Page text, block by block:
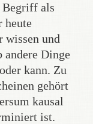
Begriff als
heute
wissen und
andere Dinge
kann. Zu
gehört
kausal
ist.